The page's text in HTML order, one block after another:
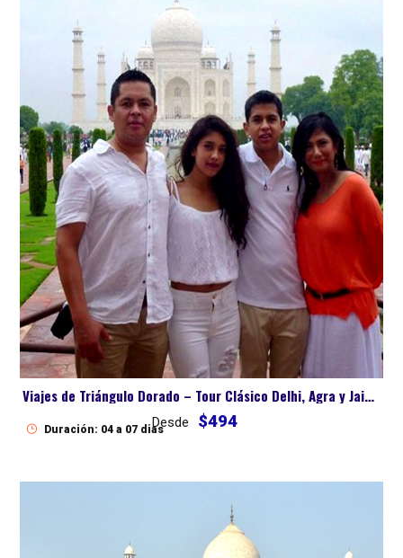
Viajes de Triángulo Dorado – Tour Clásico Delhi, Agra y Jaipur
Desde $494
Duración: 04 a 07 dias